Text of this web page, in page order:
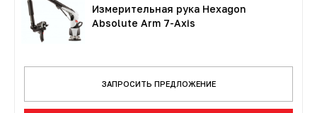
Измерительная рука Hexagon
Absolute Arm 7-Axis
ЗАПРОСИТЬ ПРЕДЛОЖЕНИЕ